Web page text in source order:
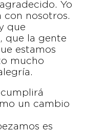
Yo
con nosotros.
que
que la gente
estamos
mucho
un cambio
es